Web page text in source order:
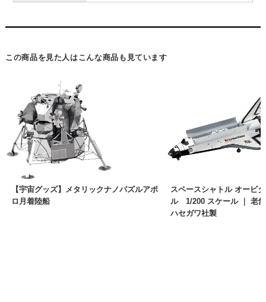
この商品を見た人はこんな商品も見ています
【宇宙グッズ】メタリックナノパズルアポ
ロ月着陸船
スペースシャトル オービ
ル 1/200 スケール ｜ 老
ハセガワ社製